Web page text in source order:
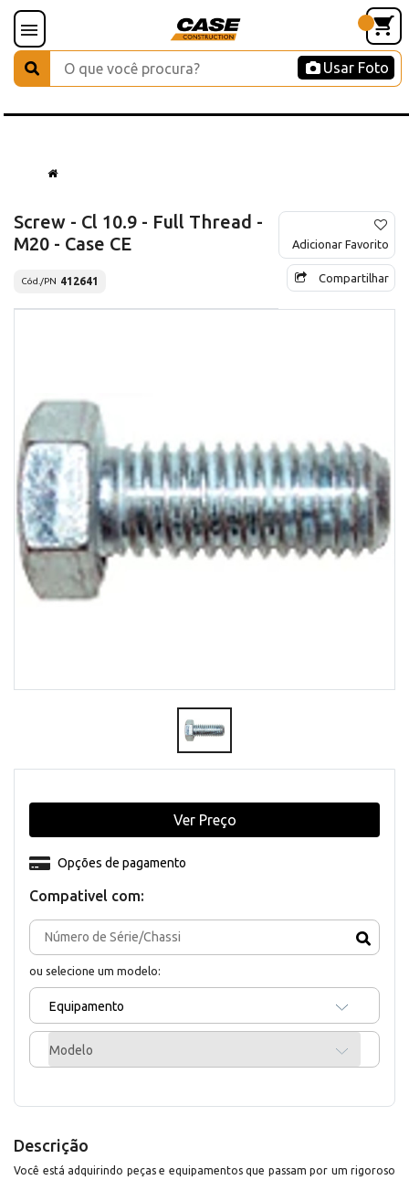
Usar Foto
Screw - Cl 10.9 - Full Thread -
M20 - Case CE
Cód./PN 412641
Adicionar Favorito
Compartilhar
Compativel com:
ou selecione um modelo:
Equipamento
Modelo
Opções de pagamento
Ver Preço
Descrição
Você está adquirindo peças e equipamentos que passam por um rigoroso